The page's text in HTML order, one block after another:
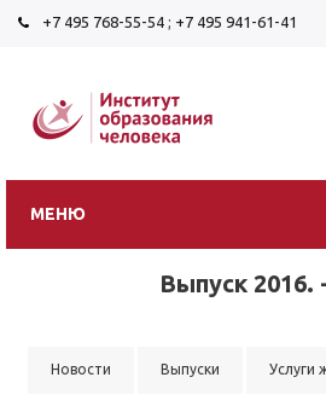
+7 495 768-55-54 ; +7 495 941-61-41
МЕНЮ
Выпуск 2016.
Новости Выпуски Услуги